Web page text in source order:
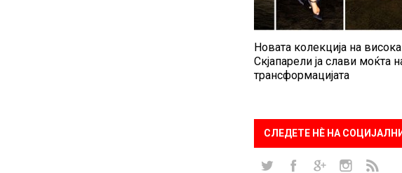
Новата колекција на
Скјапарели ја слави моќта
трансформацијата
СЛЕДЕТЕ НÈ НА